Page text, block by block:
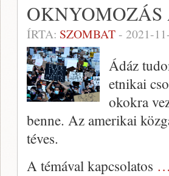
OKNYOMOZÁS
ÍRTA: SZOMBAT- 2021-
Ádáz
etnikai
okokra
benne. Az amerikai
téves.
A témával kapcsolatos